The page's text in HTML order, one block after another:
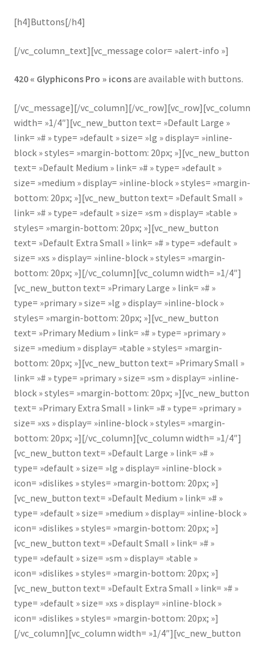
[h4]Buttons[/h4]
[/vc_column_text][vc_message color= »alert-info »]
420 « Glyphicons Pro » iconsare available with buttons.
[/vc_message][/vc_column][/vc_row][vc_row][vc_column
width= »1/4″][vc_new_button text= »Default Large »
link= »# » type= »default » size= »lg » display= »inline-
block » styles= »margin-bottom: 20px; »][vc_new_button
text= »Default Medium » link= »# » type= »default »
size= »medium » display= »inline-block » styles= »margin-
bottom: 20px; »][vc_new_button text= »Default Small »
link= »# » type= »default » size= »sm » display= »table »
styles= »margin-bottom: 20px; »][vc_new_button
text= »Default Extra Small » link= »# » type= »default »
size= »xs » display= »inline-block » styles= »margin-
bottom: 20px; »][/vc_column][vc_column width= »1/4″]
[vc_new_button text= »Primary Large » link= »# »
type= »primary » size= »lg » display= »inline-block »
styles= »margin-bottom: 20px; »][vc_new_button
text= »Primary Medium » link= »# » type= »primary »
size= »medium » display= »table » styles= »margin-
bottom: 20px; »][vc_new_button text= »Primary Small »
link= »# » type= »primary » size= »sm » display= »inline-
block » styles= »margin-bottom: 20px; »][vc_new_button
text= »Primary Extra Small » link= »# » type= »primary »
size= »xs » display= »inline-block » styles= »margin-
bottom: 20px; »][/vc_column][vc_column width= »1/4″]
[vc_new_button text= »Default Large » link= »# »
type= »default » size= »lg » display= »inline-block »
icon= »dislikes » styles= »margin-bottom: 20px; »]
[vc_new_button text= »Default Medium » link= »# »
type= »default » size= »medium » display= »inline-block »
icon= »dislikes » styles= »margin-bottom: 20px; »]
[vc_new_button text= »Default Small » link= »# »
type= »default » size= »sm » display= »table »
icon= »dislikes » styles= »margin-bottom: 20px; »]
[vc_new_button text= »Default Extra Small » link= »# »
type= »default » size= »xs » display= »inline-block »
icon= »dislikes » styles= »margin-bottom: 20px; »]
[/vc_column][vc_column width= »1/4″][vc_new_button